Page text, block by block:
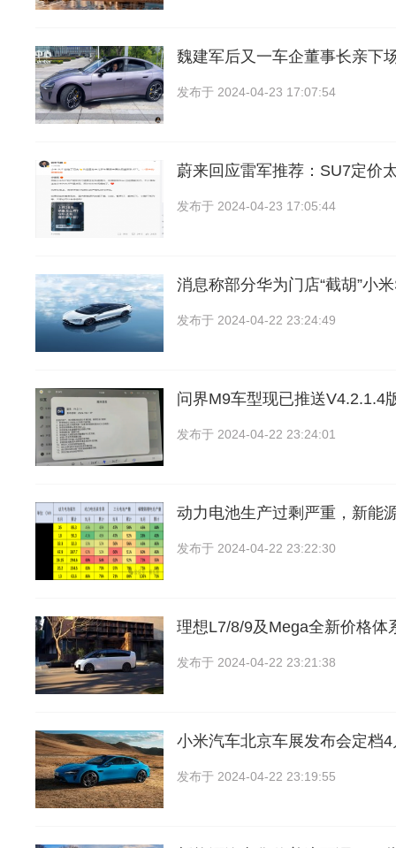
魏建军后又一车企董事长亲下
发布于 2024-04-23 17:07:54
蔚来回应雷军推荐：SU7定价
发布于 2024-04-23 17:05:44
消息称部分华为门店“截胡”小
发布于 2024-04-22 23:24:49
问界M9车型现已推送V4.2.1.4
发布于 2024-04-22 23:24:01
动力电池生产过剩严重，新能
发布于 2024-04-22 23:22:30
理想L7/8/9及Mega全新价格体
发布于 2024-04-22 23:21:38
小米汽车北京车展发布会定档
发布于 2024-04-22 23:19:55